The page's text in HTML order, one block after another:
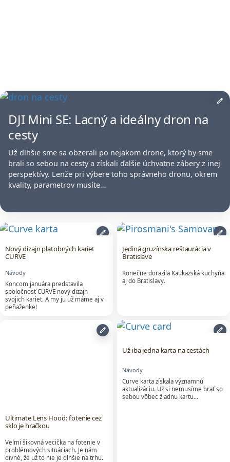
edit
DJI Mini SE: Lacný a ideálny dron na
cesty
Už dlhšie sme sa obzerali po nejakom drone, ktorý by sme
brali so sebou na cesty a získali ďalšie úchvatne zábery z inej
perspektívy. Lenže pri výbere toho správneho dronu, okrem
kvality, parametrov musíte…
edit
Nový dizajn platobných kariet
CURVE
Návody
Koncom januára predstavila
spoločnosť CURVE nový dizajn
svojich kariet. A my ju už máme aj v
peňaženke!
edit
Jediná gruzínska reštaurácia v
Bratislave
Konečne dorazila Kaukazská kuchyňa
aj do Bratislavy.
edit
Ultimate Lens Hood: fotenie cez
sklo je hračkou
Veľmi šikovná vecička na fotenie v
problémových situáciach. Je nám
divné, že už to nie je dlhšie na trhu.
edit
Už iba jedna karta na cestách
Návody
Curve karta získala významnú
aktualizáciu. Už si nemusíme brať so
sebou vôbec žiadnu kartu...